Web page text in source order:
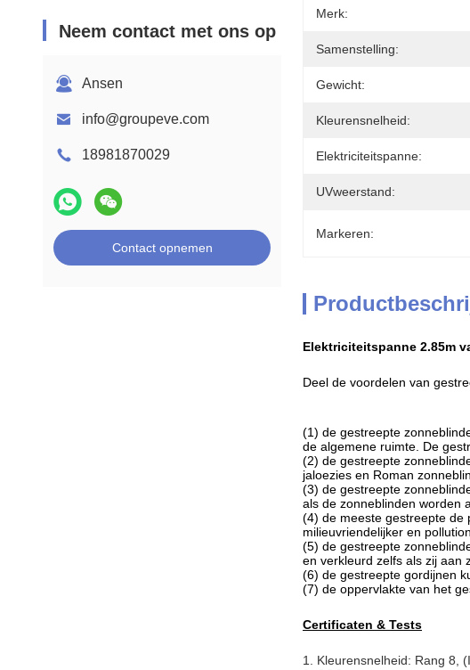
Neem contact met ons op
Ansen
info@groupeve.com
18981870029
Contact opnemen
Merk:
Samenstelling:
Gewicht:
Kleurensnelheid:
Elektriciteitspanne:
UVweerstand:
Markeren:
Elektriciteitspanne 2.85m
Deel de voordelen van
(1) de gestreepte
de algemene ruimte. De
(2) de gestreepte
jaloezies en Roman
(3) de gestreepte
als de zonneblinden worden
(4) de meeste gestreepte de
milieuvriendelijker en
(5) de gestreepte
en verkleurd zelfs als zij aan
(6) de gestreepte gordijnen
(7) de oppervlakte van het
Certificaten & Tests
1. Kleurensnelheid: Rang 8,